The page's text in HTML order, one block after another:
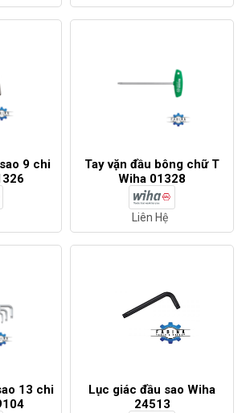
9 chi
Tay vặn đầu bông chữ T
Wiha 01328
Liên Hệ
13 chi
Lục giác đầu sao Wiha
24513